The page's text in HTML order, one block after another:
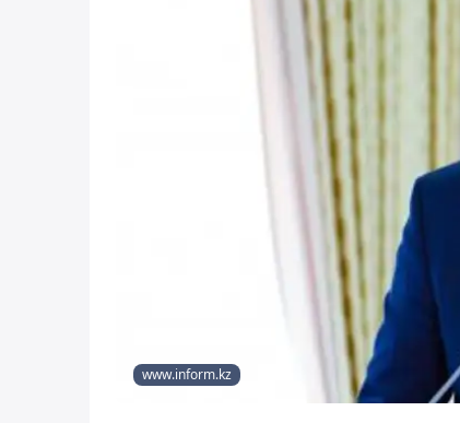
www.inform.kz